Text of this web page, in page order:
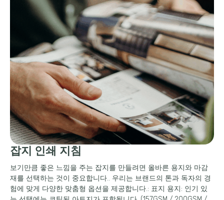
잡지 인쇄 지침
보기만큼 좋은 느낌을 주는 잡지를 만들려면 올바른 용지와 마감
재를 선택하는 것이 중요합니다.. 우리는 브랜드의 톤과 독자의 경
험에 맞게 다양한 맞춤형 옵션을 제공합니다.: 표지 용지: 인기 있